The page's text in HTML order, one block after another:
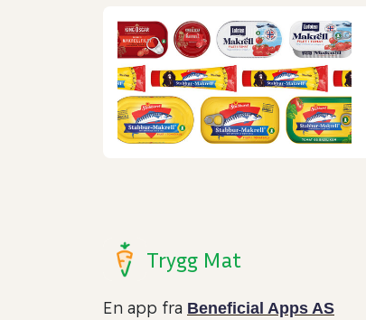
Trygg Mat
En app fra Beneficial Apps AS